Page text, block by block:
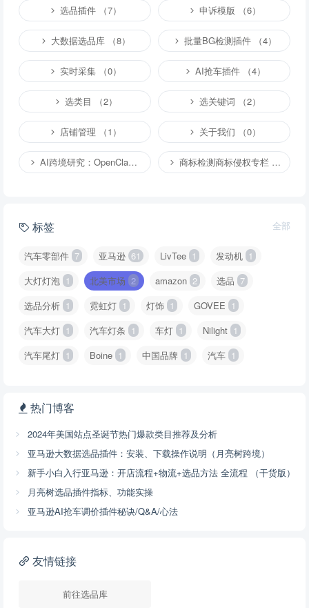
选品插件 （7） 申诉模版 （6）
大数据选品库 （8） 批量BG检测插件 （4）
实时采集 （0） AI抢车插件 （4）
选类目 （2） 选关键词 （2）
店铺管理 （1） 关于我们 （0）
AI跨境研究：OpenClaw小龙虾等应用 （2） 商标检测商标侵权专栏 （1）
标签 全部
汽车零部件 7 亚马逊 61 LivTee 1 发动机 1
大灯灯泡 1 北美市场 2 amazon 2 选品 7
选品分析 1 霓虹灯 1 灯饰 1 GOVEE 1
汽车大灯 1 汽车灯条 1 车灯 1 Nilight 1
汽车尾灯 1 Boine 1 中国品牌 1 汽车 1
热门博客
2024年美国站点圣诞节热门爆款类目推荐及分析
亚马逊大数据选品插件：安装、下载操作说明（月亮树跨境）
新手小白入行亚马逊：开店流程+物流+选品方法 全流程 （干货版）
月亮树选品插件指标、功能实操
亚马逊AI抢车调价插件秘诀/Q&A/心法
友情链接
前往选品库